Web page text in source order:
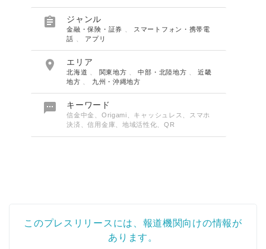
 ジャンル
金融・保険・証券
スマートフォン・携帯電
話
アプリ
 エリア
北海道 関東地方 、中部・北陸地方 、近畿
地方
九州・沖縄地方
 キーワード
信金中金、Origami、キャッシュレス、スマホ
決済、信用金庫、地域活性化、QR
このプレスリリースには、報道機関向けの情報が
あります。